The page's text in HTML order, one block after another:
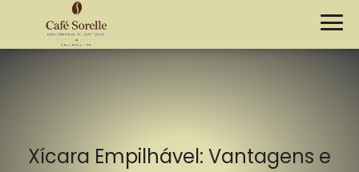
Xícara Empilhável: Vantagens e